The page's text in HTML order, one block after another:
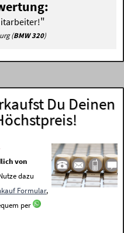
"
(BMW 320)
Du Deinen
von
dazu
Formular,
per